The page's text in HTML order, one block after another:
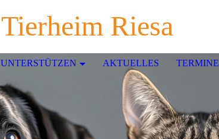
Tierheim Riesa
UNTERSTÜTZEN AKTUELLES TERMINE